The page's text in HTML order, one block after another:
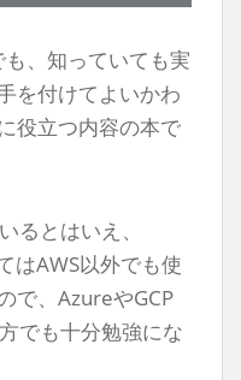
、知っていても実
を付けてよいかわ
役立つ内容の本で
るとはいえ、
はAWS以外でも使
で、AzureやGCP
でも十分勉強にな